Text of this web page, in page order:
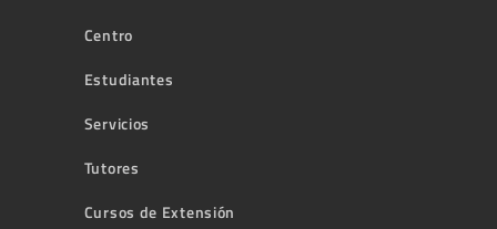
Centro
Estudiantes
Servicios
Tutores
Cursos de Extensión